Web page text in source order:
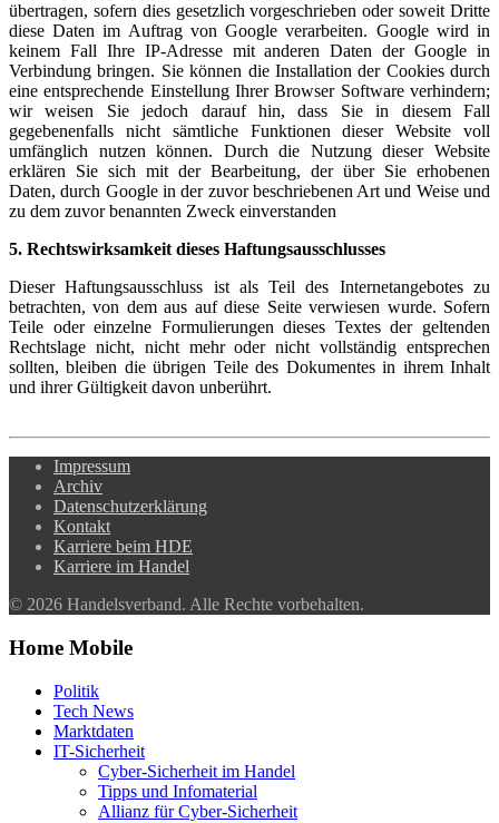
übertragen, sofern dies gesetzlich vorgeschrieben oder soweit Dritte
diese Daten im Auftrag von Google verarbeiten. Google wird in
keinem Fall Ihre IP-Adresse mit anderen Daten der Google in
Verbindung bringen. Sie können die Installation der Cookies durch
eine entsprechende Einstellung Ihrer Browser Software verhindern;
wir weisen Sie jedoch darauf hin, dass Sie in diesem Fall
gegebenenfalls nicht sämtliche Funktionen dieser Website voll
umfänglich nutzen können. Durch die Nutzung dieser Website
erklären Sie sich mit der Bearbeitung, der über Sie erhobenen
Daten, durch Google in der zuvor beschriebenen Art und Weise und
zu dem zuvor benannten Zweck einverstanden
5. Rechtswirksamkeit dieses Haftungsausschlusses
Dieser Haftungsausschluss ist als Teil des Internetangebotes zu
betrachten, von dem aus auf diese Seite verwiesen wurde. Sofern
Teile oder einzelne Formulierungen dieses Textes der geltenden
Rechtslage nicht, nicht mehr oder nicht vollständig entsprechen
sollten, bleiben die übrigen Teile des Dokumentes in ihrem Inhalt
und ihrer Gültigkeit davon unberührt.
Impressum
Archiv
Datenschutzerklärung
Kontakt
Karriere beim HDE
Karriere im Handel
© 2026 Handelsverband. Alle Rechte vorbehalten.
Home Mobile
Politik
Tech News
Marktdaten
IT-Sicherheit
Cyber-Sicherheit im Handel
Tipps und Infomaterial
Allianz für Cyber-Sicherheit